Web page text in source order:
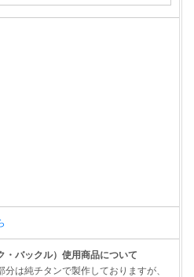
・バックル）使用商品について
は純チタンで製作しておりますが、